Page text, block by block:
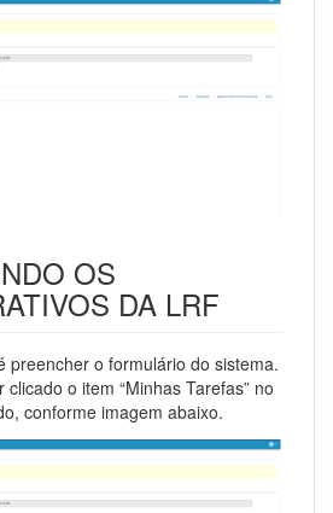
OS
DA LRF
preencher o formulário do sistema.
o item “Minhas Tarefas” no
conforme imagem abaixo.